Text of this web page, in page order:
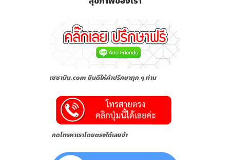
เซซามิน.com ยินดีให้คำปรึกษาทุก ๆ ท่าน
กดโทรหาเราโดยตรงได้เลยจ้า